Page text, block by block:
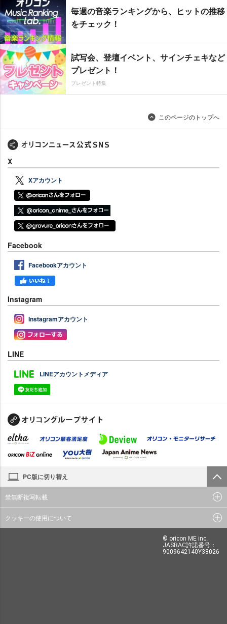
毎週の音楽ランキングから、ヒットの推移
をチェック！
試写会、登壇イベント、サインチェキなど
プレゼント！
プレゼント特集
このページのトップへ
X
Xアカウント
Facebook
Facebookアカウント
Instagram
Instagramアカウント
LINE
LINEアカウントメディア
PC版に切り替え
禁無断複写転載
クッキーの使用について
© oricon ME inc.
JASRAC許諾番号：
9009642140Y38026